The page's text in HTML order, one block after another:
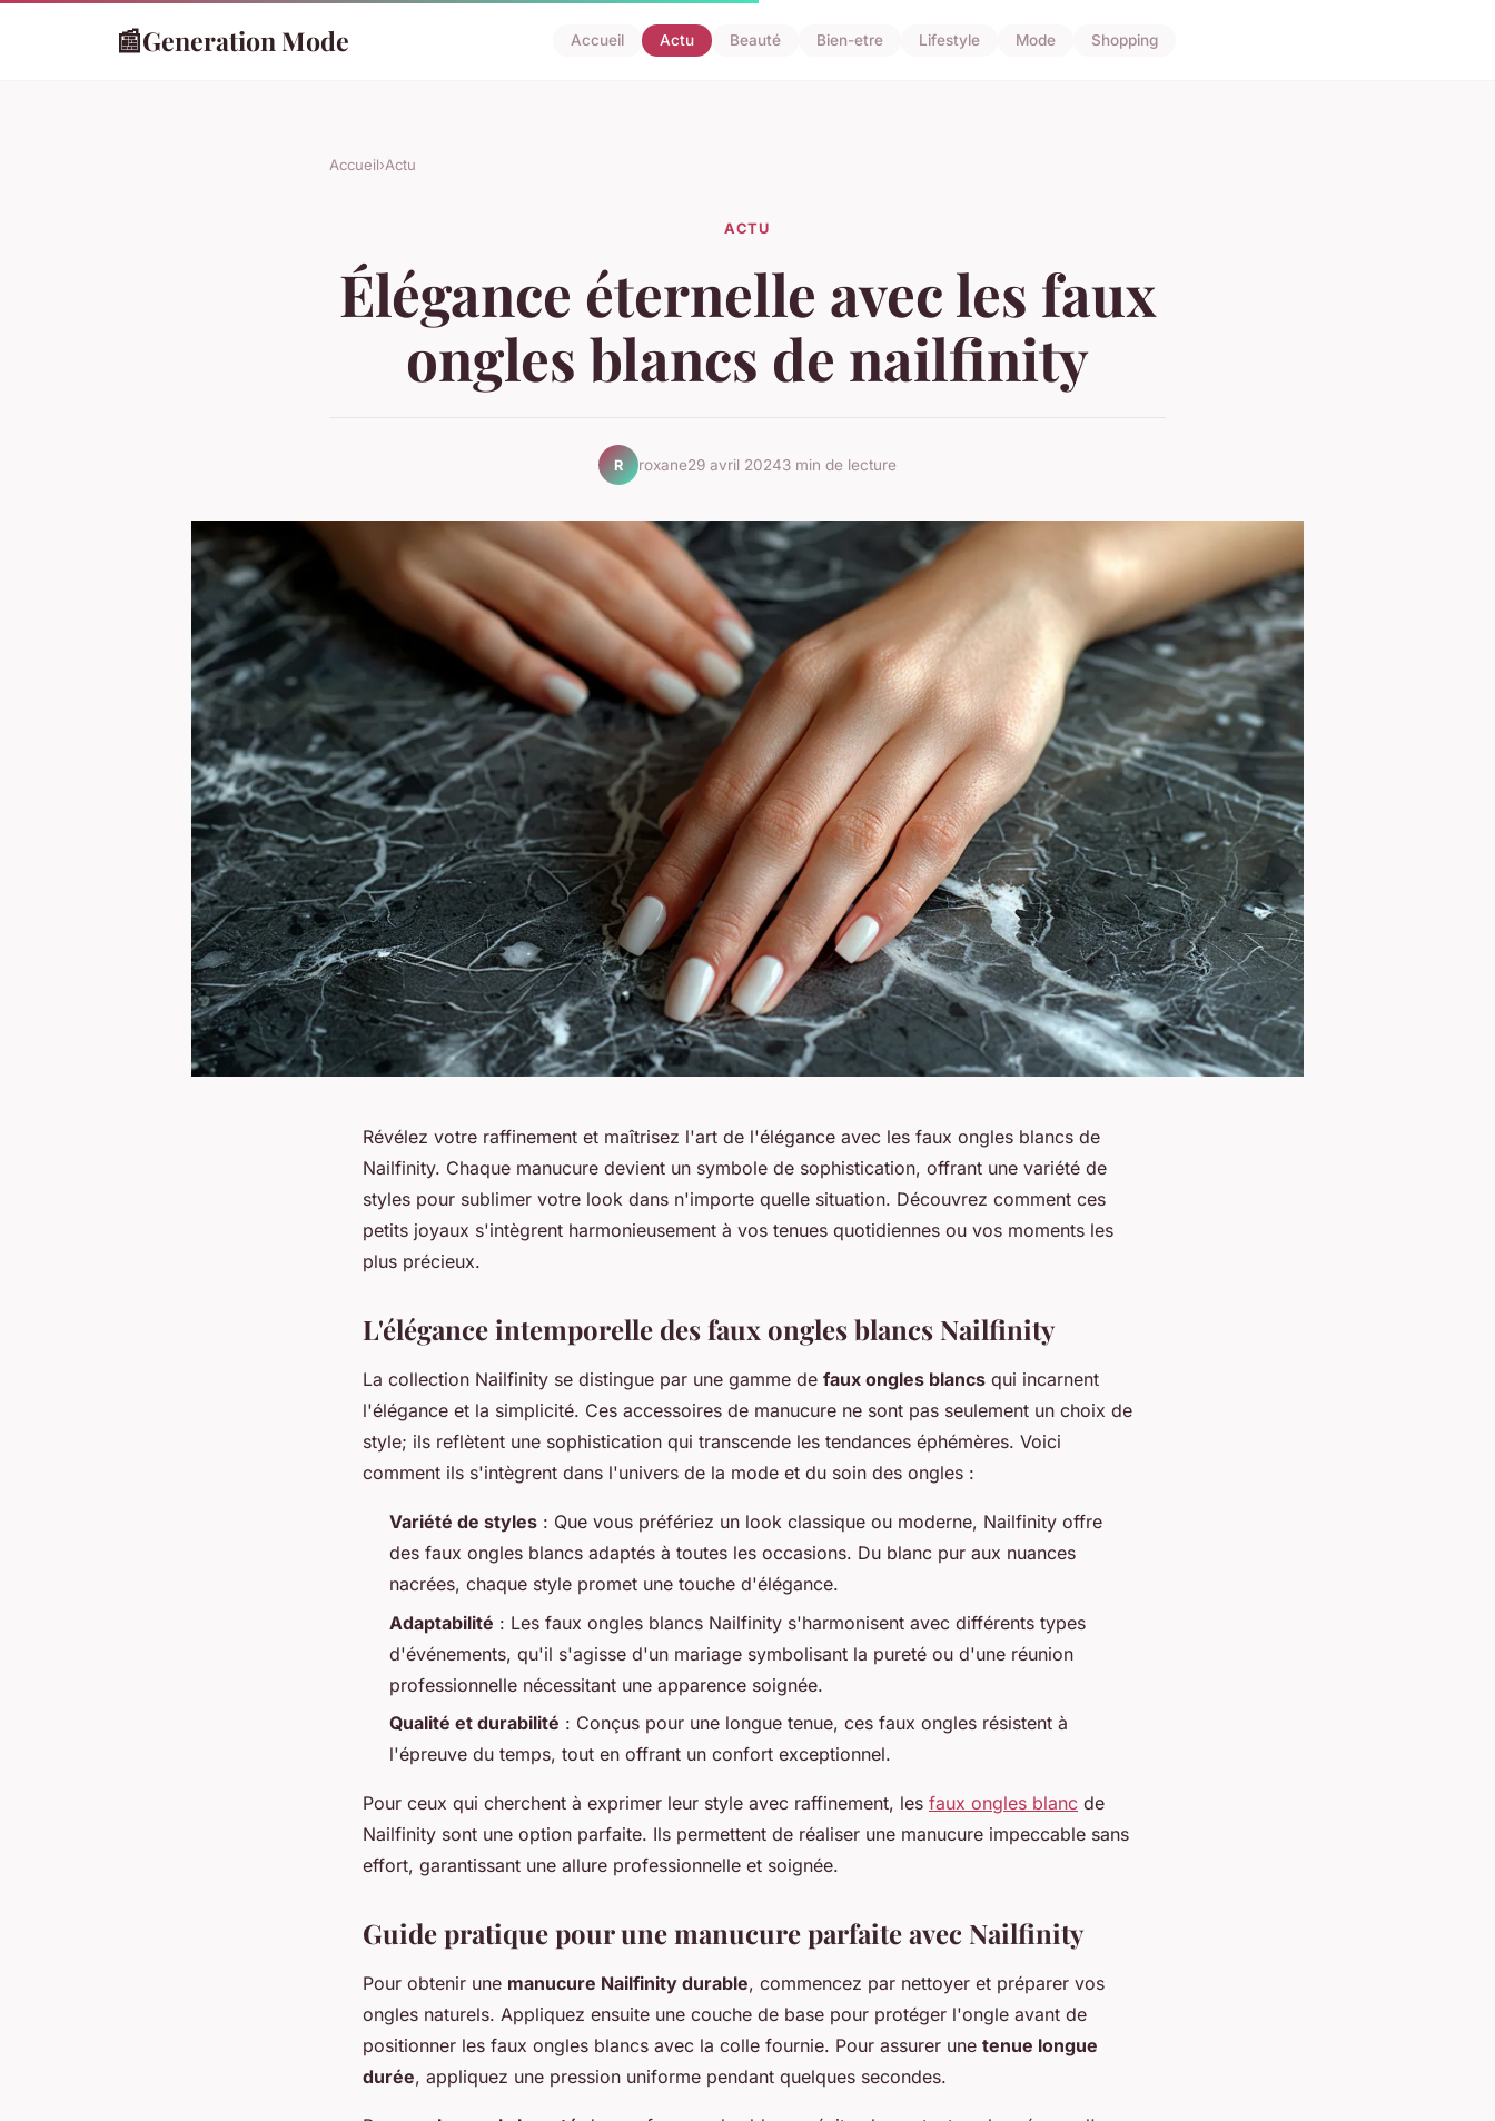
📰Generation Mode Accueil Actu Beauté Bien-etre Lifestyle Mode Shopping
Accueil›Actu
ACTU
Élégance éternelle avec les faux
ongles blancs de nailfinity
R roxane29 avril 20243 min de lecture
Révélez votre raffinement et maîtrisez l'art de l'élégance avec les faux ongles blancs de
Nailfinity. Chaque manucure devient un symbole de sophistication, offrant une variété de
styles pour sublimer votre look dans n'importe quelle situation. Découvrez comment ces
petits joyaux s'intègrent harmonieusement à vos tenues quotidiennes ou vos moments les
plus précieux.
L'élégance intemporelle des faux ongles blancs Nailfinity
La collection Nailfinity se distingue par une gamme de faux ongles blancs qui incarnent
l'élégance et la simplicité. Ces accessoires de manucure ne sont pas seulement un choix de
style; ils reflètent une sophistication qui transcende les tendances éphémères. Voici
comment ils s'intègrent dans l'univers de la mode et du soin des ongles :
Variété de styles : Que vous préfériez un look classique ou moderne, Nailfinity offre
des faux ongles blancs adaptés à toutes les occasions. Du blanc pur aux nuances
nacrées, chaque style promet une touche d'élégance.
Adaptabilité : Les faux ongles blancs Nailfinity s'harmonisent avec différents types
d'événements, qu'il s'agisse d'un mariage symbolisant la pureté ou d'une réunion
professionnelle nécessitant une apparence soignée.
Qualité et durabilité : Conçus pour une longue tenue, ces faux ongles résistent à
l'épreuve du temps, tout en offrant un confort exceptionnel.
Pour ceux qui cherchent à exprimer leur style avec raffinement, les faux ongles blanc de
Nailfinity sont une option parfaite. Ils permettent de réaliser une manucure impeccable sans
effort, garantissant une allure professionnelle et soignée.
Guide pratique pour une manucure parfaite avec Nailfinity
Pour obtenir une manucure Nailfinity durable, commencez par nettoyer et préparer vos
ongles naturels. Appliquez ensuite une couche de base pour protéger l'ongle avant de
positionner les faux ongles blancs avec la colle fournie. Pour assurer une tenue longue
durée, appliquez une pression uniforme pendant quelques secondes.